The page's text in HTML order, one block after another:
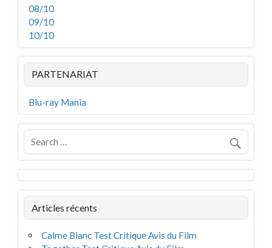
08/10
09/10
10/10
PARTENARIAT
Blu-ray Mania
Articles récents
Calme Blanc Test Critique Avis du Film